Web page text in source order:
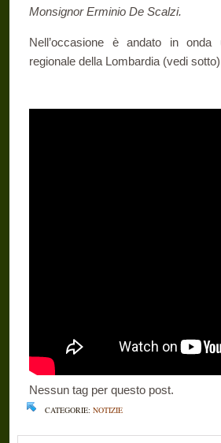
Monsignor Erminio De Scalzi.
Nell’occasione è andato in
regionale della Lombardia (vedi
Nessun tag per questo post.
CATEGORIE: NOTIZIE